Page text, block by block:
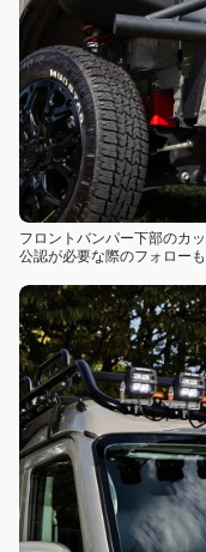
フロントバンパー下部のカ
公認が必要な際のフォローも